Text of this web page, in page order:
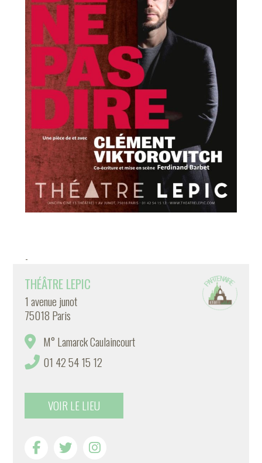
-
THÉÂTRE LEPIC
1 avenue junot
75018 Paris
M° Lamarck Caulaincourt
01 42 54 15 12
VOIR LE LIEU